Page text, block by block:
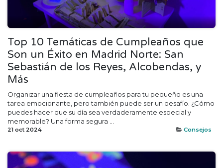
Top 10 Temáticas de Cumpleaños que
Son un Éxito en Madrid Norte: San
Sebastián de los Reyes, Alcobendas, y
Más
Organizar una fiesta de cumpleaños para tu pequeño es una
tarea emocionante, pero también puede ser un desafío. ¿Cómo
puedes hacer que su día sea verdaderamente especial y
memorable? Una forma segura ...
21 oct 2024 Consejos